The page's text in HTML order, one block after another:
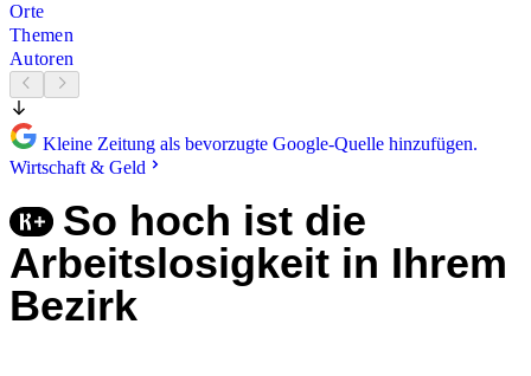
Orte
Themen
Autoren
Kleine Zeitung als bevorzugte Google-Quelle hinzufügen.
Wirtschaft & Geld
So hoch ist die
Arbeitslosigkeit in Ihrem
Bezirk